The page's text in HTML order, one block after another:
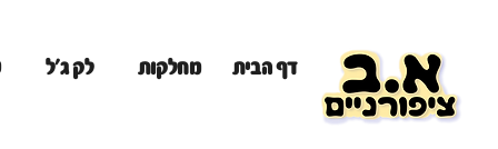
לק ג'ל מחלקות דף הבית